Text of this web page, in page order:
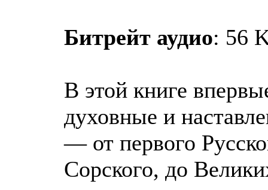
Битрейт аудио: 56
В этой книге
духовные и
— от первого
Сорского, до